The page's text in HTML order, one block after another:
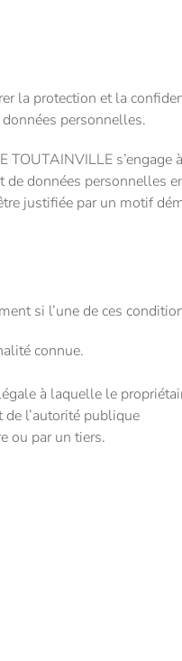
la protection et la
personnelles.
données personnelles
justifiée par un motif
si l’une de ces
connue.
à laquelle le
de l’autorité publique
ou par un tiers.